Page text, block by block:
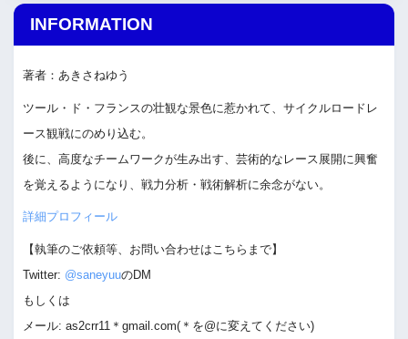
INFORMATION
著者：あきさねゆう
ツール・ド・フランスの壮観な景色に惹かれて、サイクルロードレ
ース観戦にのめり込む。
後に、高度なチームワークが生み出す、芸術的なレース展開に興奮
を覚えるようになり、戦力分析・戦術解析に余念がない。
詳細プロフィール
【執筆のご依頼等、お問い合わせはこちらまで】
Twitter: @saneyuuのDM
もしくは
メール: as2crr11＊gmail.com(＊を@に変えてください)